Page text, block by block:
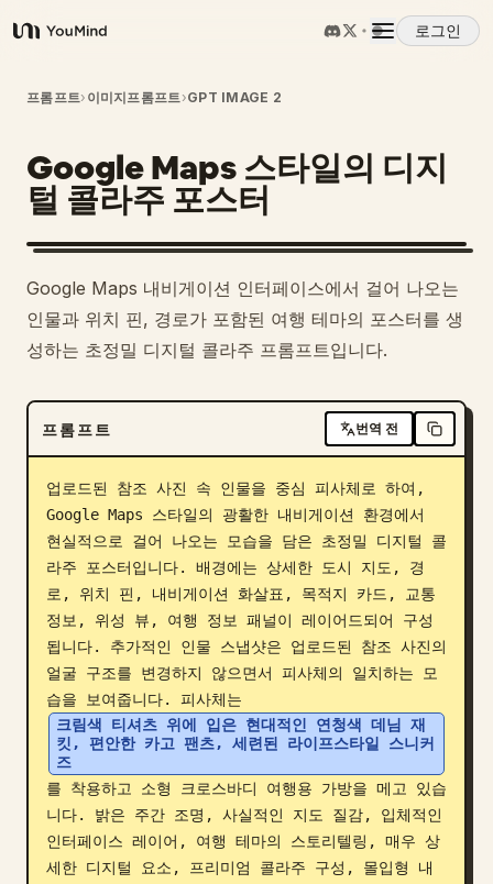
YouMind
로그인
개요
사용 사례
스킬
프롬프트
다운로드
블로그
업데이트
프롬프트› 이미지프롬프트›GPT IMAGE 2
Google Maps 스타일의 디지
털 콜라주 포스터
Google Maps 내비게이션 인터페이스에서 걸어 나오는
인물과 위치 핀, 경로가 포함된 여행 테마의 포스터를 생
성하는 초정밀 디지털 콜라주 프롬프트입니다.
프롬프트 번역 전
업로드된 참조 사진 속 인물을 중심 피사체로 하여,
Google Maps 스타일의 광활한 내비게이션 환경에서
현실적으로 걸어 나오는 모습을 담은 초정밀 디지털 콜
라주 포스터입니다. 배경에는 상세한 도시 지도, 경
로, 위치 핀, 내비게이션 화살표, 목적지 카드, 교통
정보, 위성 뷰, 여행 정보 패널이 레이어드되어 구성
됩니다. 추가적인 인물 스냅샷은 업로드된 참조 사진의
얼굴 구조를 변경하지 않으면서 피사체의 일치하는 모
습을 보여줍니다. 피사체는
크림색 티셔츠 위에 입은 현대적인 연청색 데님 재
킷, 편안한 카고 팬츠, 세련된 라이프스타일 스니커
즈
를 착용하고 소형 크로스바디 여행용 가방을 메고 있습
니다. 밝은 주간 조명, 사실적인 지도 질감, 입체적인
인터페이스 레이어, 여행 테마의 스토리텔링, 매우 상
세한 디지털 요소, 프리미엄 콜라주 구성, 몰입형 내